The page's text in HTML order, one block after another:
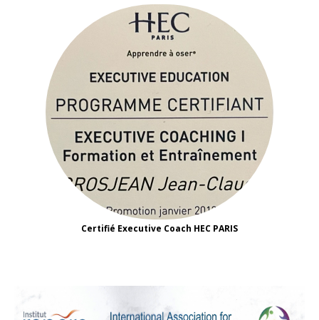
Certifié Executive Coach HEC PARIS